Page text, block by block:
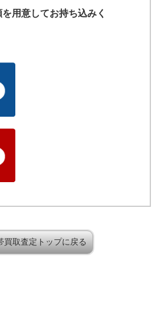
用意してお持ち込みく
買取査定トップに戻る